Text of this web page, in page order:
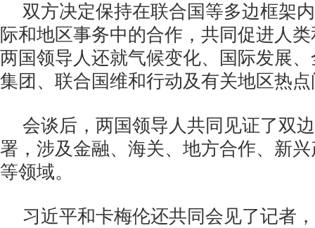
双方决定保持在联合国等多边框架
际和地区事务中的合作，共同促进人
两国领导人还就气候变化、国际发展
集团、联合国维和行动及有关地区热
会谈后，两国领导人共同见证了双
署，涉及金融、海关、地方合作、新
等领域。
习近平和卡梅伦还共同会见了记者